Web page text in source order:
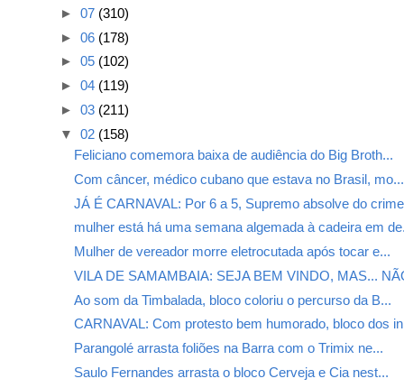
► 07 (310)
► 06 (178)
► 05 (102)
► 04 (119)
► 03 (211)
▼ 02 (158)
Feliciano comemora baixa de audiência do Big Broth...
Com câncer, médico cubano que estava no Brasil, mo...
JÁ É CARNAVAL: Por 6 a 5, Supremo absolve do
mulher está há uma semana algemada à cadeira em
Mulher de vereador morre eletrocutada após tocar e...
VILA DE SAMAMBAIA: SEJA BEM VINDO, MAS...
Ao som da Timbalada, bloco coloriu o percurso da B...
CARNAVAL: Com protesto bem humorado, bloco dos
Parangolé arrasta foliões na Barra com o Trimix ne...
Saulo Fernandes arrasta o bloco Cerveja e Cia nest...